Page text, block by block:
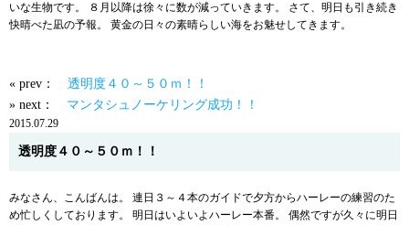
いな生物です。 ８月以降は徐々に数が減っていきます。 さて、明日も引き続き
快晴べた凪の予報。 黄金の日々の素晴らしい海をお魅せしてきます。
« prev： 透明度４０～５０ｍ！！
» next： マンタシュノーケリング成功！！
2015.07.29
透明度４０～５０ｍ！！
みなさん、こんばんは。 連日３～４本のガイドで夕方からハーレーの練習のた
め忙しくしております。 明日はいよいよハーレー本番。 偶然ですが久々に明日